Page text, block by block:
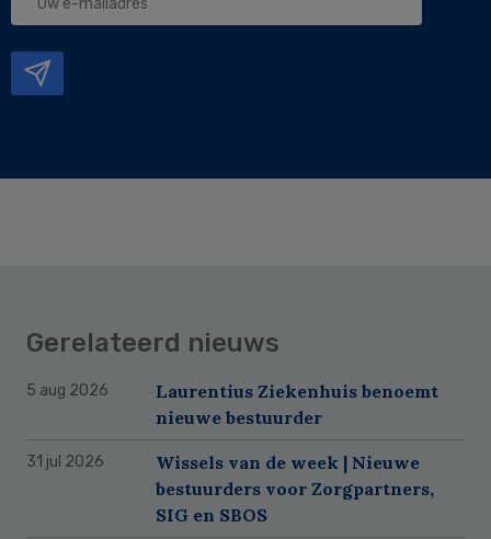
Gerelateerd nieuws
5 aug 2026
Laurentius Ziekenhuis benoemt
nieuwe bestuurder
31 jul 2026
Wissels van de week | Nieuwe
bestuurders voor Zorgpartners,
SIG en SBOS